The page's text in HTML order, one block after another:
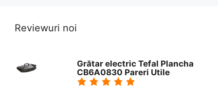
Reviewuri noi
Grătar electric Tefal Plancha
CB6A0830 Pareri Utile